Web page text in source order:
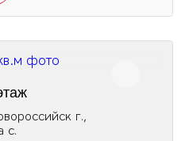
г.,
с.